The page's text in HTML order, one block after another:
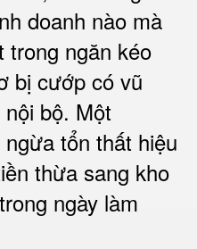
doanh nào mà
trong ngăn kéo
bị cướp có vũ
bộ. Một
tổn thất hiệu
thừa sang kho
ngày làm